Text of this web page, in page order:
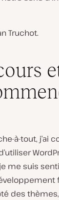
Truchot.
à-tout, j’ai
me suis senti
des thèmes,